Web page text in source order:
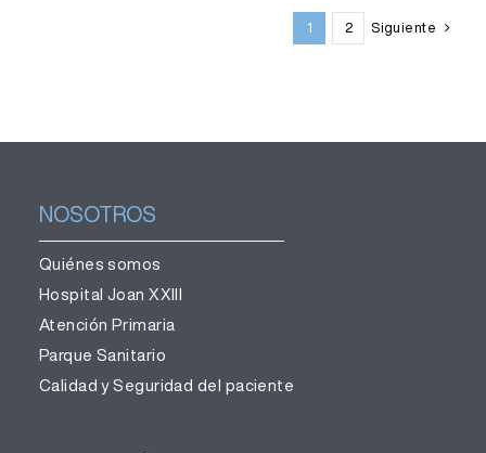
1 2 Siguiente
NOSOTROS
Quiénes somos
Hospital Joan XXIII
Atención Primaria
Parque Sanitario
Calidad y Seguridad del paciente